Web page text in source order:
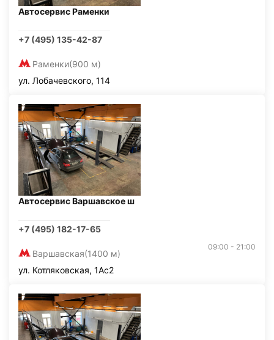
Автосервис Раменки
+7 (495) 135-42-87
Раменки(900 м)
ул. Лобачевского, 114
Автосервис Варшавское ш
+7 (495) 182-17-65
Варшавская(1400 м)
09:00 - 21:00
ул. Котляковская, 1Ас2